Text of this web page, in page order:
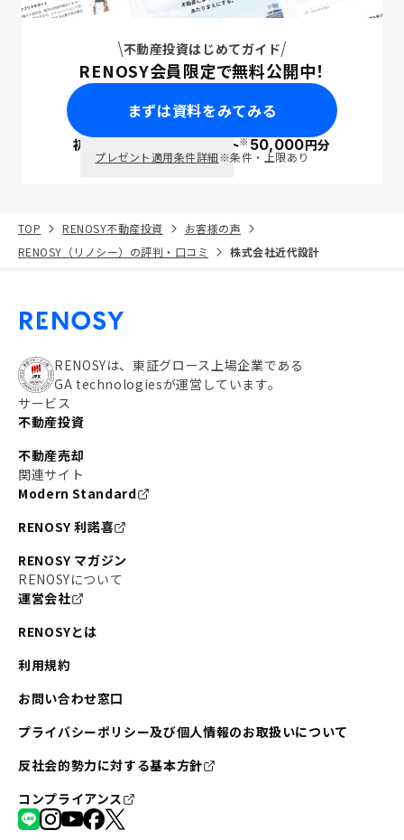
不動産投資はじめてガイド
RENOSY会員限定で無料公開中！
まずは資料をみてみる
初回面談で ポイント※50,000円分
プレゼント適用条件詳細※条件・上限あり
TOP RENOSY不動産投資
お客様の声
RENOSY（リノシー）の評判・口コミ
株式会社近代設計
RENOSYは、東証グロース上場企業である
GA technologiesが運営しています。
サービス
不動産投資
不動産売却
関連サイト
Modern Standard
RENOSY 利諾喜
RENOSY マガジン
RENOSYについて
運営会社
RENOSYとは
利用規約
お問い合わせ窓口
プライバシーポリシー及び個人情報のお取扱いについて
反社会的勢力に対する基本方針
コンプライアンス